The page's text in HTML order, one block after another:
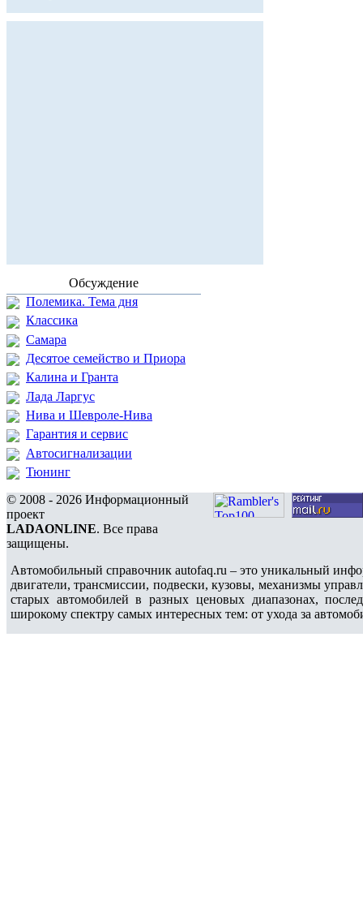
Обсуждение
Полемика. Тема дня
Классика
Самара
Десятое семейство и Приора
Калина и Гранта
Лада Ларгус
Нива и Шевроле-Нива
Гарантия и сервис
Автосигнализации
Тюнинг
© 2008 - 2026 Информационный
проект
LADAONLINE. Все права
защищены.
Автомобильный справочник autofaq.ru – это уникальный
двигатели, трансмиссии, подвески, кузовы, механизмы
старых автомобилей в разных ценовых диапазонах,
широкому спектру самых интересных тем: от ухода за